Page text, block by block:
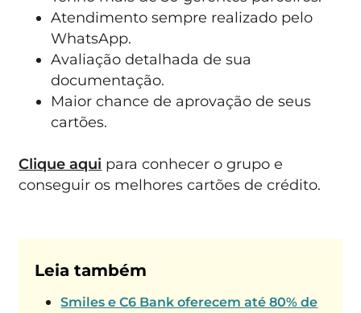
Atendimento sempre realizado pelo
WhatsApp.
Avaliação detalhada de sua
documentação.
Maior chance de aprovação de seus
cartões.
Clique aqui para conhecer o grupo e
conseguir os melhores cartões de crédito.
Leia também
Smiles e C6 Bank oferecem até 80% de